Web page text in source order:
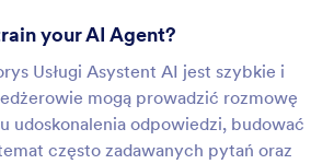
your AI Agent?
Usługi Asystent AI jest szybkie i
mogą prowadzić rozmowę
udoskonalenia odpowiedzi, budować
często zadawanych pytań oraz